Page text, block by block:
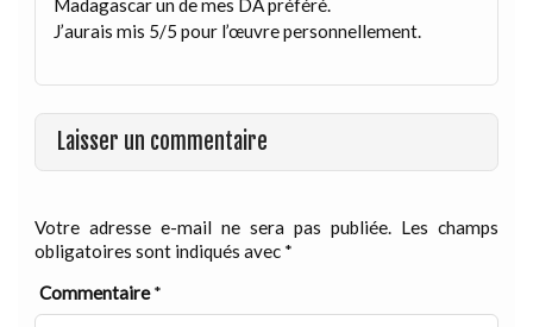
Madagascar un de mes DA préféré.
J’aurais mis 5/5 pour l’œuvre personnellement.
Laisser un commentaire
Votre adresse e-mail ne sera pas publiée. Les champs
obligatoires sont indiqués avec *
Commentaire*